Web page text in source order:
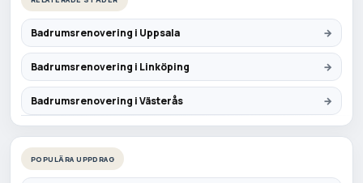
Badrumsrenovering i Uppsala
Badrumsrenovering i Linköping
Badrumsrenovering i Västerås
POPULÄRA UPPDRAG